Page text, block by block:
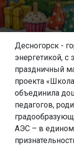
Десногорск -
энергетикой,
праздничный
проекта
объединила
педагогов,
АЭС – в